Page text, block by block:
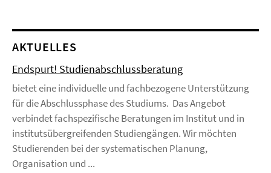
AKTUELLES
Endspurt! Studienabschlussberatung
bietet eine individuelle und fachbezogene Unterstützung
für die Abschlussphase des Studiums. Das Angebot
verbindet fachspezifische Beratungen im Institut und in
institutsübergreifenden Studiengängen. Wir möchten
Studierenden bei der systematischen Planung,
Organisation und ...